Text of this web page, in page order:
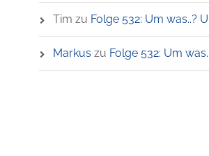
Tim zu Folge 532: Um was..?
Markus zu Folge 532: Um